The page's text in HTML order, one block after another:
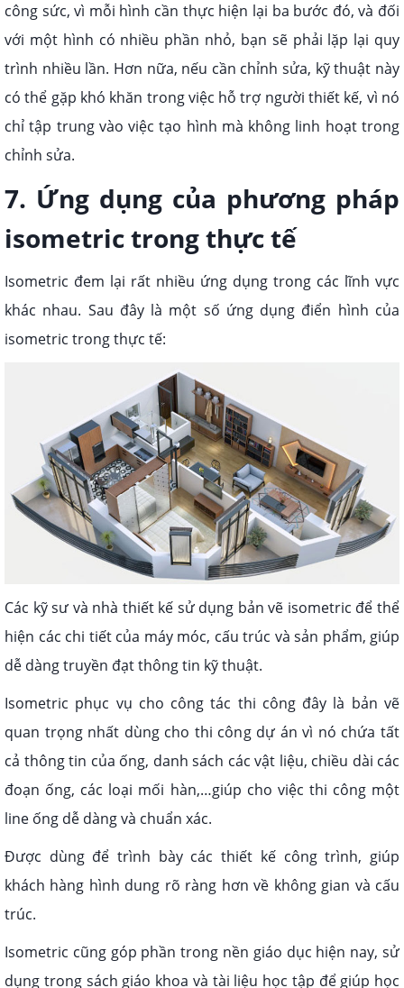
công sức, vì mỗi hình cần thực hiện lại ba bước đó, và đối
với một hình có nhiều phần nhỏ, bạn sẽ phải lặp lại quy
trình nhiều lần. Hơn nữa, nếu cần chỉnh sửa, kỹ thuật này
có thể gặp khó khăn trong việc hỗ trợ người thiết kế, vì nó
chỉ tập trung vào việc tạo hình mà không linh hoạt trong
chỉnh sửa.
7. Ứng dụng của phương pháp
isometric trong thực tế
Isometric đem lại rất nhiều ứng dụng trong các lĩnh vực
khác nhau. Sau đây là một số ứng dụng điển hình của
isometric trong thực tế:
Các kỹ sư và nhà thiết kế sử dụng bản vẽ isometric để thể
hiện các chi tiết của máy móc, cấu trúc và sản phẩm, giúp
dễ dàng truyền đạt thông tin kỹ thuật.
Isometric phục vụ cho công tác thi công đây là bản vẽ
quan trọng nhất dùng cho thi công dự án vì nó chứa tất
cả thông tin của ống, danh sách các vật liệu, chiều dài các
đoạn ống, các loại mối hàn,…giúp cho việc thi công một
line ống dễ dàng và chuẩn xác.
Được dùng để trình bày các thiết kế công trình, giúp
khách hàng hình dung rõ ràng hơn về không gian và cấu
trúc.
Isometric cũng góp phần trong nền giáo dục hiện nay, sử
dụng trong sách giáo khoa và tài liệu học tập để giúp học